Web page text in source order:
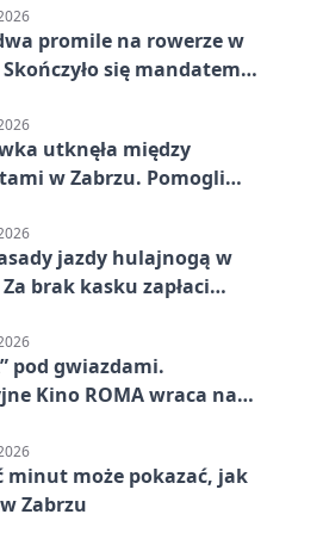
promile na rowerze w
się mandatem
utknęła między
w Zabrzu. Pomogli
jazdy hulajnogą w
brak kasku zapłaci
pod gwiazdami.
Kino ROMA wraca na
minut może pokazać, jak
Zabrzu